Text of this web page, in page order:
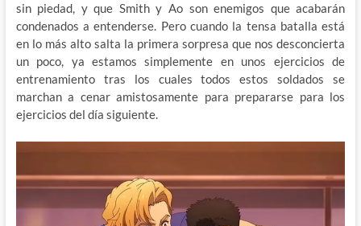
sin piedad, y que Smith y Ao son enemigos que acabarán
condenados a entenderse. Pero cuando la tensa batalla está
en lo más alto salta la primera sorpresa que nos desconcierta
un poco, ya estamos simplemente en unos ejercicios de
entrenamiento tras los cuales todos estos soldados se
marchan a cenar amistosamente para prepararse para los
ejercicios del día siguiente.